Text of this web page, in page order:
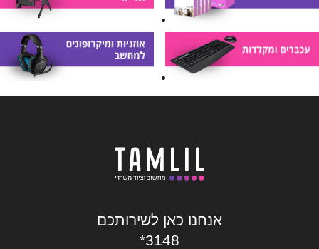
אנחנו כאן לשירותכם
*3148